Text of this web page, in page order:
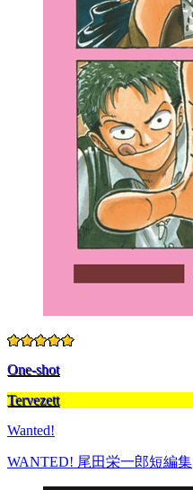
One-shot
Tervezett
Wanted!
WANTED! 尾田栄一郎短編集